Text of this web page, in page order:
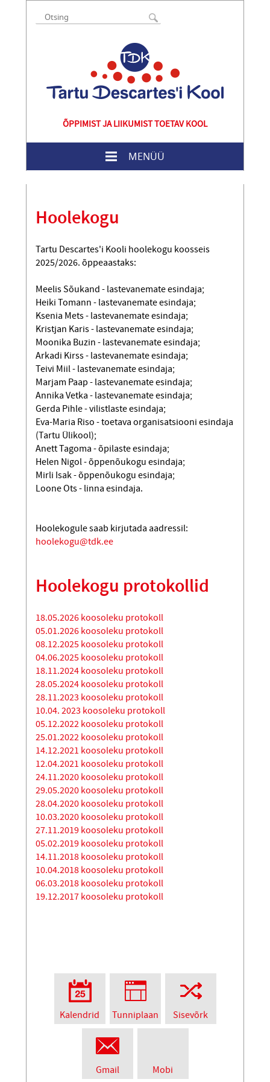
ÕPPIMIST JA LIIKUMIST TOETAV KOOL
MENÜÜ
Hoolekogu
Tartu Descartes'i Kooli hoolekogu koosseis
2025/2026. õppeaastaks:
Meelis Sõukand - lastevanemate esindaja;
Heiki Tomann - lastevanemate esindaja;
Ksenia Mets - lastevanemate esindaja;
Kristjan Karis - lastevanemate esindaja;
Moonika Buzin - lastevanemate esindaja;
Arkadi Kirss - lastevanemate esindaja;
Teivi Miil - lastevanemate esindaja;
Marjam Paap - lastevanemate esindaja;
Annika Vetka - lastevanemate esindaja;
Gerda Pihle - vilistlaste esindaja;
Eva-Maria Riso - toetava organisatsiooni esindaja
(Tartu Ülikool);
Anett Tagoma - õpilaste esindaja;
Helen Nigol - õppenõukogu esindaja;
Mirli Isak - õppenõukogu esindaja;
Loone Ots - linna esindaja.
Hoolekogule saab kirjutada aadressil:
hoolekogu@tdk.ee
Hoolekogu protokollid
18.05.2026 koosoleku protokoll
05.01.2026 koosoleku protokoll
08.12.2025 koosoleku protokoll
04.06.2025 koosoleku protokoll
18.11.2024 koosoleku protokoll
28.05.2024 koosoleku protokoll
28.11.2023 koosoleku protokoll
10.04. 2023 koosoleku protokoll
05.12.2022 koosoleku protokoll
25.01.2022 koosoleku protokoll
14.12.2021 koosoleku protokoll
12.04.2021 koosoleku protokoll
24.11.2020 koosoleku protokoll
29.05.2020 koosoleku protokoll
28.04.2020 koosoleku protokoll
10.03.2020 koosoleku protokoll
27.11.2019 koosoleku protokoll
05.02.2019 koosoleku protokoll
14.11.2018 koosoleku protokoll
10.04.2018 koosoleku protokoll
06.03.2018 koosoleku protokoll
19.12.2017 koosoleku protokoll
Kalendrid Tunniplaan Sisevõrk
Gmail Mobi